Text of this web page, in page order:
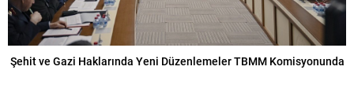
Şehit ve Gazi Haklarında Yeni Düzenlemeler TBMM Komisyonunda